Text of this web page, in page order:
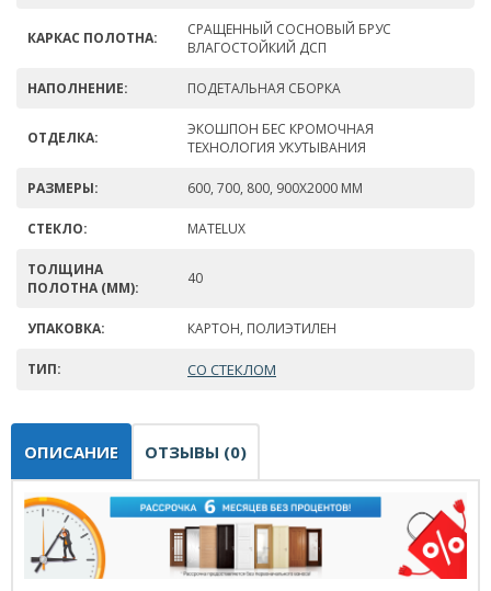
КАРКАС ПОЛОТНА:
СРАЩЕННЫЙ СОСНОВЫЙ БРУС
ВЛАГОСТОЙКИЙ ДСП
НАПОЛНЕНИЕ: ПОДЕТАЛЬНАЯ СБОРКА
ОТДЕЛКА:
ЭКОШПОН БЕС КРОМОЧНАЯ
ТЕХНОЛОГИЯ УКУТЫВАНИЯ
РАЗМЕРЫ: 600, 700, 800, 900Х2000 ММ
СТЕКЛО: MATELUX
ТОЛЩИНА
ПОЛОТНА (ММ):
40
УПАКОВКА: КАРТОН, ПОЛИЭТИЛЕН
ТИП: СО СТЕКЛОМ
ОПИСАНИЕ ОТЗЫВЫ (0)